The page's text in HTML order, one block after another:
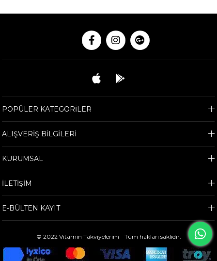
POPÜLER KATEGORİLER
ALIŞVERİŞ BİLGİLERİ
KURUMSAL
İLETİŞİM
E-BÜLTEN KAYIT
© 2022 Vitamin Takviyelerim - Tüm hakları saklıdır.